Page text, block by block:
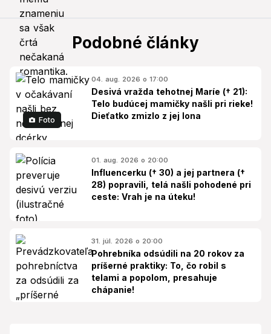
Podobné články
Foto
04. aug. 2026 o 17:00
Desivá vražda tehotnej Maríe († 21):
Telo budúcej mamičky našli pri rieke!
Dieťatko zmizlo z jej lona
01. aug. 2026 o 20:00
Influencerku († 30) a jej partnera (†
28) popravili, telá našli pohodené pri
ceste: Vrah je na úteku!
31. júl. 2026 o 20:00
Pohrebníka odsúdili na 20 rokov za
príšerné praktiky: To, čo robil s
telami a popolom, presahuje
chápanie!